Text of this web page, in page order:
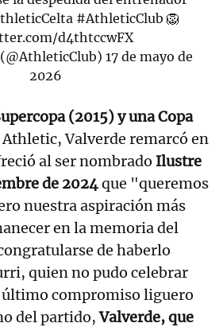
#AthleticClub 🦁
d4thtccwFX
17 de mayo de
2026
(2015) y una Copa
Valverde remarcó en
al ser nombrado Ilustre
de 2024que "queremos
nuestra aspiración más
en la memoria del
de haberlo
quien no pudo celebrar
compromiso liguero
del partido,Valverde, que